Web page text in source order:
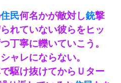
住民何名かが敵対し銃撃
れていない彼らをヒッ
丁寧に轢いていこう。
ャレにならない。
駆け抜けてからＵター